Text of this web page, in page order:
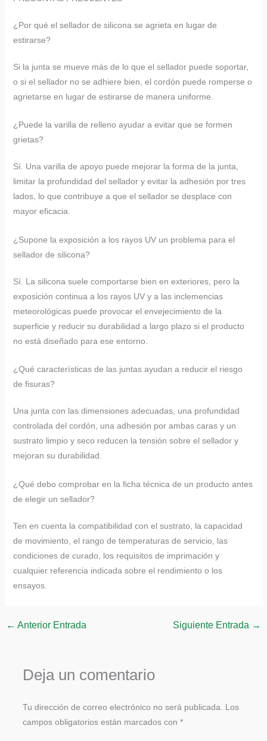
¿Por qué el sellador de silicona se agrieta en lugar de
estirarse?
Si la junta se mueve más de lo que el sellador puede soportar,
o si el sellador no se adhiere bien, el cordón puede romperse o
agrietarse en lugar de estirarse de manera uniforme.
¿Puede la varilla de relleno ayudar a evitar que se formen
grietas?
Sí. Una varilla de apoyo puede mejorar la forma de la junta,
limitar la profundidad del sellador y evitar la adhesión por tres
lados, lo que contribuye a que el sellador se desplace con
mayor eficacia.
¿Supone la exposición a los rayos UV un problema para el
sellador de silicona?
Sí. La silicona suele comportarse bien en exteriores, pero la
exposición continua a los rayos UV y a las inclemencias
meteorológicas puede provocar el envejecimiento de la
superficie y reducir su durabilidad a largo plazo si el producto
no está diseñado para ese entorno.
¿Qué características de las juntas ayudan a reducir el riesgo
de fisuras?
Una junta con las dimensiones adecuadas, una profundidad
controlada del cordón, una adhesión por ambas caras y un
sustrato limpio y seco reducen la tensión sobre el sellador y
mejoran su durabilidad.
¿Qué debo comprobar en la ficha técnica de un producto antes
de elegir un sellador?
Ten en cuenta la compatibilidad con el sustrato, la capacidad
de movimiento, el rango de temperaturas de servicio, las
condiciones de curado, los requisitos de imprimación y
cualquier referencia indicada sobre el rendimiento o los
ensayos.
← Anterior Entrada Siguiente Entrada →
Deja un comentario
Tu dirección de correo electrónico no será publicada.
Los
campos obligatorios están marcados con *